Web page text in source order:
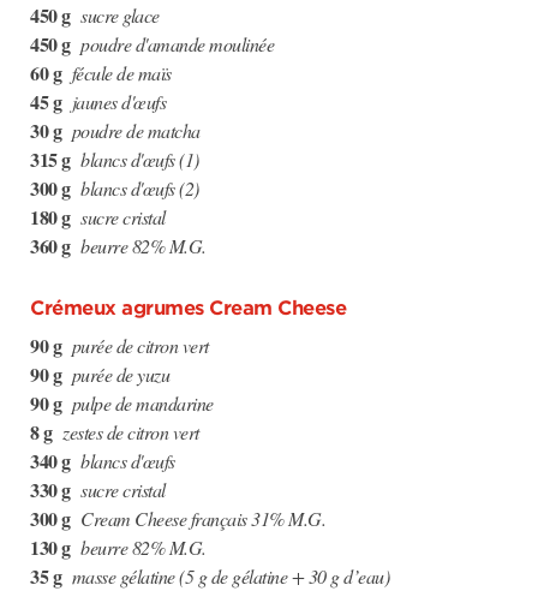
450 g sucre glace
450 g poudre d'amande moulinée
60 g fécule de maïs
45 g jaunes d'œufs
30 g poudre de matcha
315 g blancs d'œufs (1)
300 g blancs d'œufs (2)
180 g sucre cristal
360 g beurre 82% M.G.
Crémeux agrumes Cream Cheese
90 g purée de citron vert
90 g purée de yuzu
90 g pulpe de mandarine
8 g zestes de citron vert
340 g blancs d'œufs
330 g sucre cristal
300 g Cream Cheese français 31% M.G.
130 g beurre 82% M.G.
35 g masse gélatine (5 g de gélatine + 30 g d’eau)